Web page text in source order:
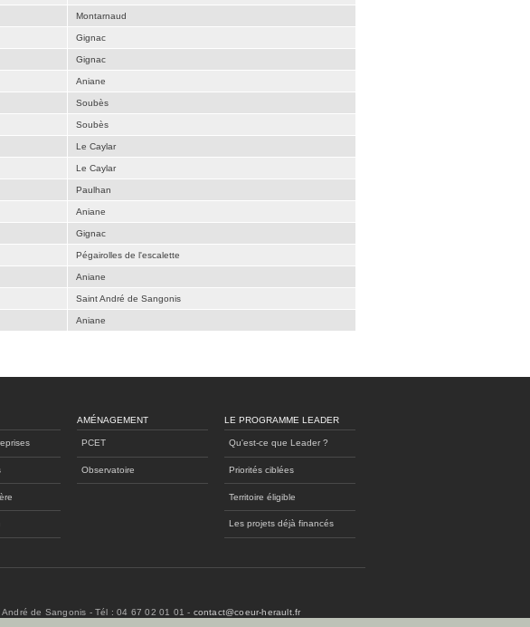
Montarnaud
Gignac
Gignac
Aniane
Soubès
Soubès
Le Caylar
Le Caylar
Paulhan
Aniane
Gignac
Pégairolles de l'escalette
Aniane
Saint André de Sangonis
Aniane
AMÉNAGEMENT
PCET
Observatoire
LE PROGRAMME LEADER
Qu'est-ce que Leader ?
Priorités ciblées
Territoire éligible
Les projets déjà financés
de Sangonis - Tél : 04 67 02 01 01 - contact@coeur-herault.fr